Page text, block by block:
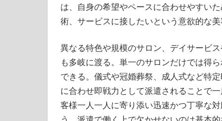
は、自身の希望やペースに合わせやすい
術、サービスに接したいという意欲的な
異なる特色や規模のサロン、デイサービ
も多岐に渡る。単一のサロンだけでは得
できる。儀式や冠婚葬祭、成人式など特
に合わせ即戦力として派遣されることで
客様一人一人に寄り添い迅速かつ丁寧な